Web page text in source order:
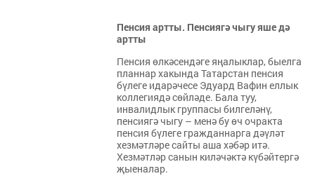
Пенсия артты. Пенсиягә чыгу яше дә
артты
Пенсия өлкәсендәге яңалыклар, быелга
планнар хакында Татарстан пенсия
бүлеге идарәчесе Эдуард Вафин еллык
коллегиядә сөйләде. Бала туу,
инвалидлык группасы билгеләнү,
пенсиягә чыгу – менә бу өч очракта
пенсия бүлеге гражданнарга дәүләт
хезмәтләре сайты аша хәбәр итә.
Хезмәтләр санын киләчәктә күбәйтергә
җыеналар.